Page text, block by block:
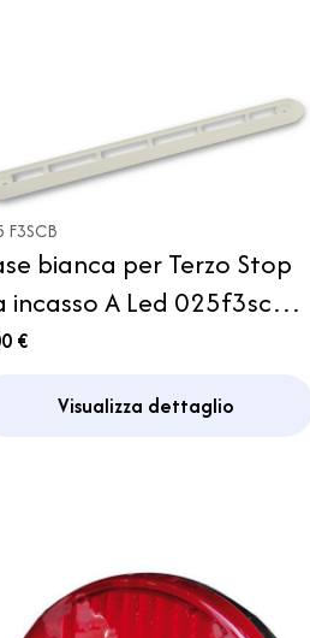
F3SCB
bianca per Terzo Stop
incasso A Led 025f3scby
€
Visualizza dettaglio